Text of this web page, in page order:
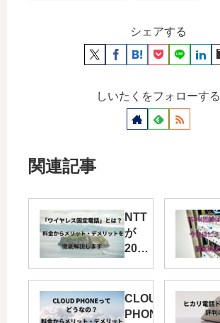
シェアする
しいたくをフォローする
関連記事
NTT
が
2024
月1
日よ
り
CLOUD
PHONE【株